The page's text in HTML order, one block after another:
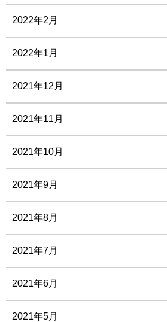
2022年2月
2022年1月
2021年12月
2021年11月
2021年10月
2021年9月
2021年8月
2021年7月
2021年6月
2021年5月